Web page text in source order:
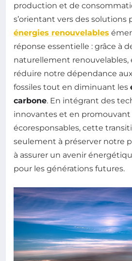
production et de
s’orientant vers des solutions
énergies renouvelables
réponse essentielle : grâce à
naturellement renouvelables,
réduire notre dépendance
fossiles tout en diminuant les
carbone. En intégrant des
innovantes et en
écoresponsables, cette
seulement à préserver notre
à assurer un avenir
pour les générations futures.